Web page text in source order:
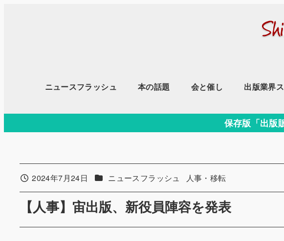
移
ニュースフラッシュ 本の話題 会と催し 出版業界
保存版「出版
【人事】宙出版、新役員陣容を発表
投稿日2024年7月24日 カテゴリー
ニュースフラッシュ カテゴリー
人事・移転